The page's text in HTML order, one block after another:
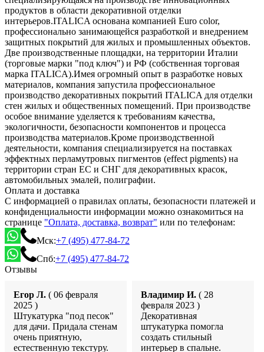
продуктов в области декоративной отделки
интерьеров.ITALICA основана компанией Euro color,
профессионально занимающейся разработкой и внедрением
защитных покрытий для жилых и промышленных объектов.
Две производственные площадки, на территории Италии
(торговые марки "под ключ") и РФ (собственная торговая
марка ITALICA).Имея огромный опыт в разработке новых
материалов, компания запустила профессиональное
производство декоративных покрытий ITALICA для отделки
стен жилых и общественных помещений. При производстве
особое внимание уделяется к требованиям качества,
экологичности, безопасности компонентов и процесса
производства материалов.Кроме производственной
деятельности, компания специализируется на поставках
эффектных перламутровых пигментов (effect pigments) на
территории стран ЕС и СНГ для декоративных красок,
автомобильных эмалей, полиграфии.
Оплата и доставка
С информацией о правилах оплаты, безопасности платежей и
конфиденциальности информации можно ознакомиться на
странице "Оплата, доставка, возврат" или по телефонам:
Мск:+7 (495) 477-84-72
Спб:+7 (495) 477-84-72
Отзывы
Егор Л. ( 06 февраля
2025 )
Штукатурка "под песок"
для дачи. Придала стенам
очень приятную,
естественную текстуру.
Владимир И. ( 28
февраля 2023 )
Декоративная
штукатурка помогла
создать стильный
интерьер в спальне.